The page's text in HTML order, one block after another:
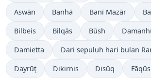
Aswān Banhā Banī Mazār
Bilbeis Bilqās Būsh
Damietta Dari sepuluh hari bulan
Dayrūţ Dikirnis Disūq Fāqūs